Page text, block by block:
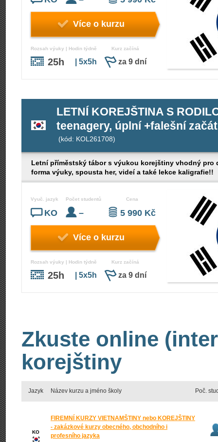
Více o kurzu
Rozsah výuky | Hodin týdně
25h | 5x5h
Kurz začíná
za 9 dní
LETNÍ KOREJŠTINA S
teenagery, úplní +falešní
(kód: KOL261708)
Letní příměstský tábor s výukou korejštiny vhodný pro
forma výuky, spousta her, videí a také lekce kaligrafie!!
Vyuč. jazyk
KO
Počet studentů
–
Cena
5 990 Kč
Více o kurzu
Rozsah výuky | Hodin týdně
25h | 5x5h
Kurz začíná
za 9 dní
Zkuste online
korejštiny
Jazyk Název kurzu a jméno školy Poč.
KO
FIREMNÍ KURZY VIETNAMŠTINY nebo KOREJŠTINY
- zakázkové kurzy obecného, obchodního i
profesního jazyka